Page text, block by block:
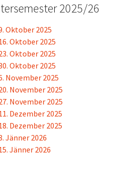
2025/26
Oktober 2025
Oktober 2025
Oktober 2025
Oktober 2025
November 2025
November 2025
November 2025
Dezember 2025
Dezember 2025
Jänner 2026
Jänner 2026